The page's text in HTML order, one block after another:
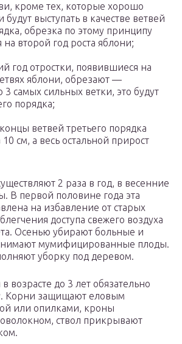
кроме тех, которые хорошо
будут выступать в качестве ветвей
обрезка по этому принципу
на второй год роста яблони;
год отростки, появившиеся на
яблони, обрезают —
3 самых сильных ветки, это будут
порядка;
ветвей третьего порядка
см, а весь остальной прирост
2 раза в год, в весенние
В первой половине года эта
на избавление от старых
доступа свежего воздуха
Осенью убирают больные и
мумифицированные плоды.
уборку под деревом.
возрасте до 3 лет обязательно
Корни защищают еловым
или опилками, кроны
ствол прикрывают